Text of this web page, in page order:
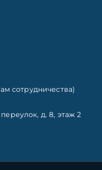
сотрудничества)
д. 8, этаж 2